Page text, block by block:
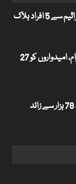
ہلاک
برطانیہ میں پی ایچ ڈی پروگرام، امیدواروں کو 27
جنوبی افریقا سے ایک لاکھ 78 ہزار سے زائد